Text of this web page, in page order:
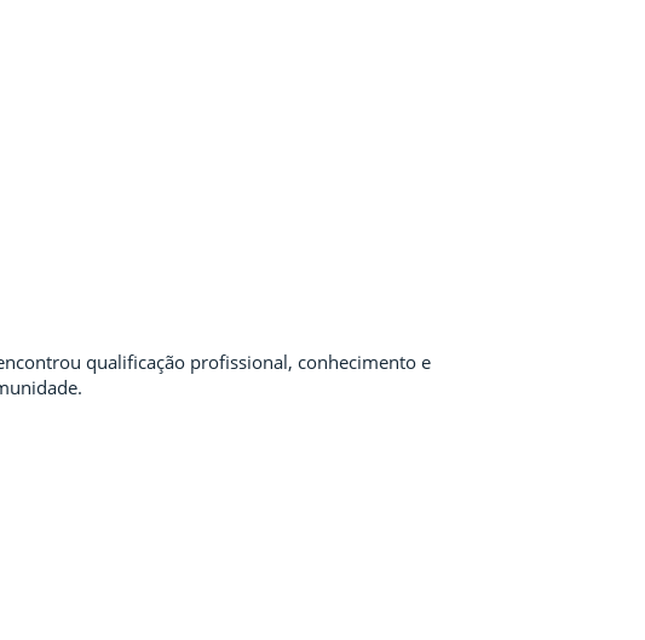
qualificação profissional, conhecimento e